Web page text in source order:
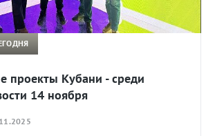
проекты Кубани - среди
14 ноября